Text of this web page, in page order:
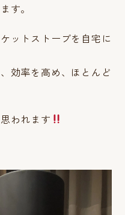
す。
ットストーブを自宅に
効率を高め、ほとんど
われます